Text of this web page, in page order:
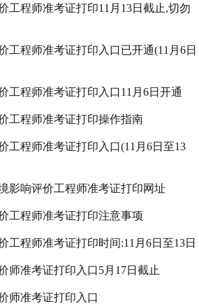
工程师准考证打印11月13日截止,切勿
工程师准考证打印入口已开通(11月6日
工程师准考证打印入口11月6日开通
工程师准考证打印操作指南
工程师准考证打印入口(11月6日至13
影响评价工程师准考证打印网址
工程师准考证打印注意事项
工程师准考证打印时间:11月6日至13日
师准考证打印入口5月17日截止
师准考证打印入口